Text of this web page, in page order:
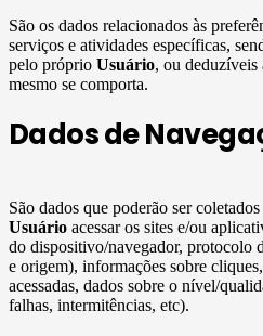
São os dados relacionados às
serviços e atividades específicas,
pelo próprio Usuário, ou
mesmo se comporta.
Dados de
São dados que poderão ser
Usuário acessar os sites e/ou
do dispositivo/navegador, protocolo
e origem), informações sobre
acessadas, dados sobre o nível/
falhas, intermitências, etc).